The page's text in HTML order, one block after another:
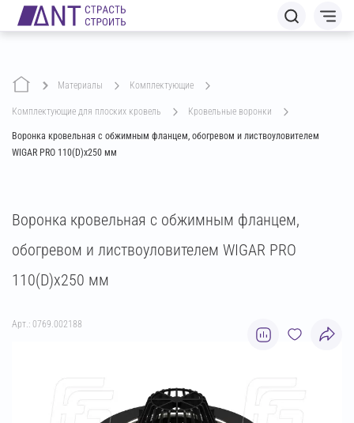
Материалы комплектующие
комплектующие для плоских кровель кровельные воронки
Воронка кровельная с обжимным фланцем, обогревом и листвоуловителем
WIGAR PRO 110(D)х250 мм
Воронка кровельная с обжимным фланцем,
обогревом и листвоуловителем WIGAR PRO
110(D)х250 мм
Арт.: 0769.002188